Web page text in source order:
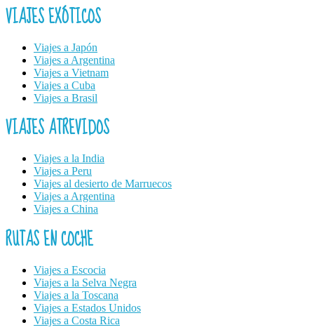
VIAJES EXÓTICOS
Viajes a Japón
Viajes a Argentina
Viajes a Vietnam
Viajes a Cuba
Viajes a Brasil
VIAJES ATREVIDOS
Viajes a la India
Viajes a Peru
Viajes al desierto de Marruecos
Viajes a Argentina
Viajes a China
RUTAS EN COCHE
Viajes a Escocia
Viajes a la Selva Negra
Viajes a la Toscana
Viajes a Estados Unidos
Viajes a Costa Rica